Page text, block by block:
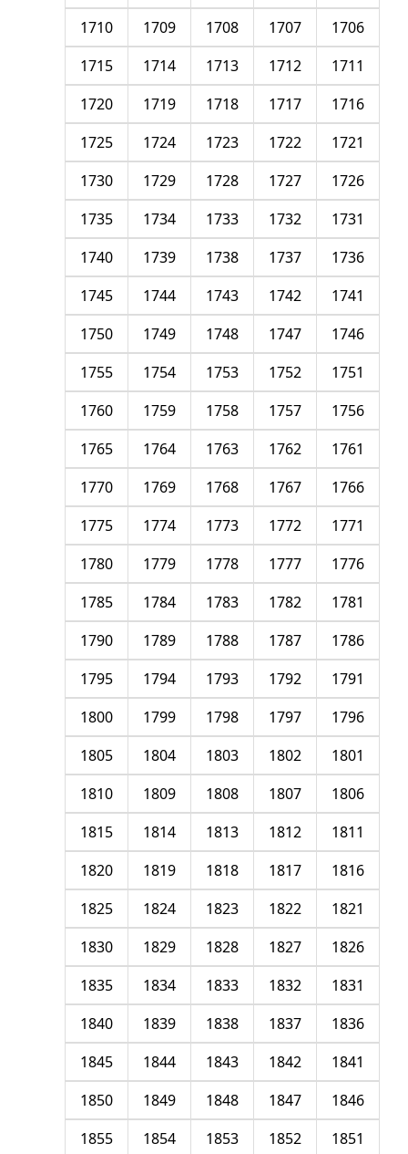
1706
1707
1708
1709
1710
1711
1712
1713
1714
1715
1716
1717
1718
1719
1720
1721
1722
1723
1724
1725
1726
1727
1728
1729
1730
1731
1732
1733
1734
1735
1736
1737
1738
1739
1740
1741
1742
1743
1744
1745
1746
1747
1748
1749
1750
1751
1752
1753
1754
1755
1756
1757
1758
1759
1760
1761
1762
1763
1764
1765
1766
1767
1768
1769
1770
1771
1772
1773
1774
1775
1776
1777
1778
1779
1780
1781
1782
1783
1784
1785
1786
1787
1788
1789
1790
1791
1792
1793
1794
1795
1796
1797
1798
1799
1800
1801
1802
1803
1804
1805
1806
1807
1808
1809
1810
1811
1812
1813
1814
1815
1816
1817
1818
1819
1820
1821
1822
1823
1824
1825
1826
1827
1828
1829
1830
1831
1832
1833
1834
1835
1836
1837
1838
1839
1840
1841
1842
1843
1844
1845
1846
1847
1848
1849
1850
1851
1852
1853
1854
1855